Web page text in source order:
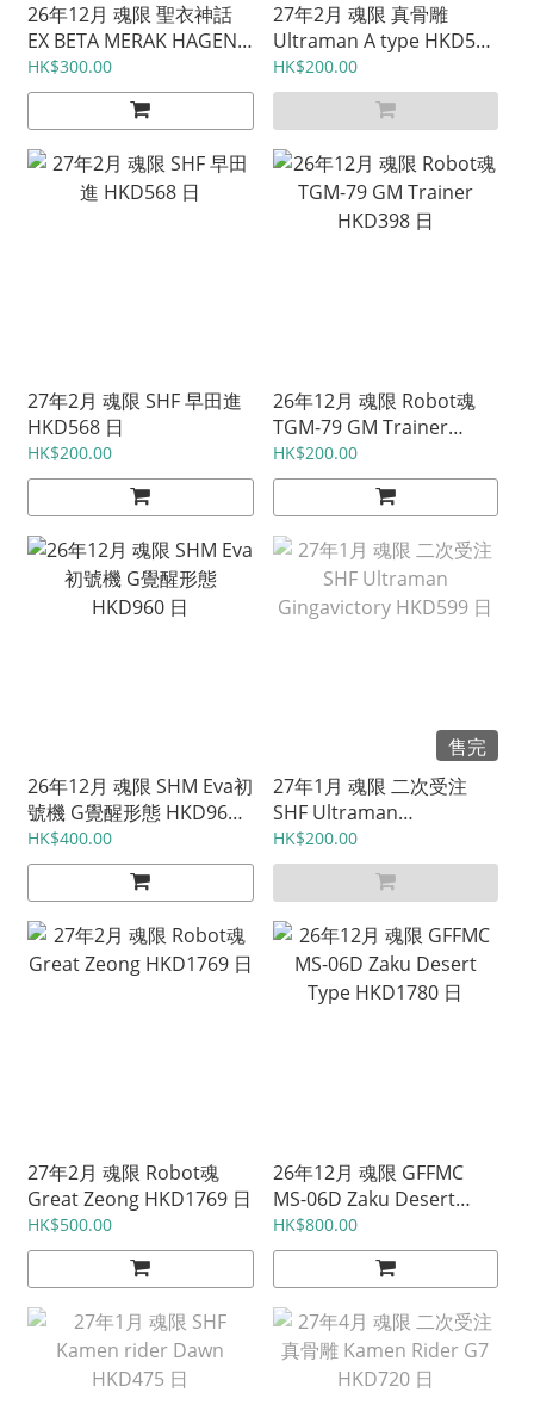
26年12月 魂限 聖衣神話
EX BETA MERAK HAGEN
40th Anniversary Ver.
HKD1010 日
HK$300.00
27年2月 魂限 真骨雕
Ultraman A type HKD520
日
HK$200.00
27年2月 魂限 SHF 早田進
HKD568 日
HK$200.00
26年12月 魂限 Robot魂
TGM-79 GM Trainer
HKD398 日
HK$200.00
26年12月 魂限 SHM Eva初
號機 G覺醒形態 HKD960
日
HK$400.00
售完
27年1月 魂限 二次受注
SHF Ultraman
Gingavictory HKD599 日
HK$200.00
27年2月 魂限 Robot魂
Great Zeong HKD1769 日
HK$500.00
26年12月 魂限 GFFMC
MS-06D Zaku Desert
Type HKD1780 日
HK$800.00